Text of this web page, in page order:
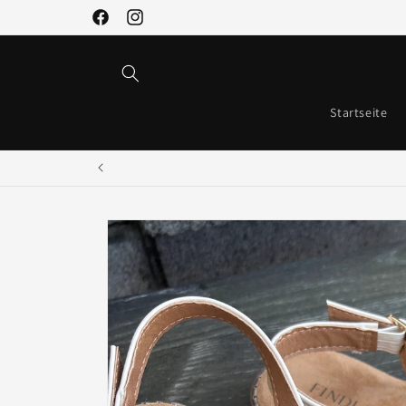
Inhalt
FacebookInstagram
Startseite
Zu
Produktinformationen
springen